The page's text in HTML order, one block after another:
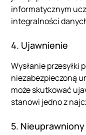
informatycznym
integralności
4. Ujawnienie
Wysłanie przesyłki
niezabezpieczoną
może skutkować
stanowi jedno z
5.